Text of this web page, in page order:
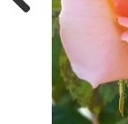
Previous